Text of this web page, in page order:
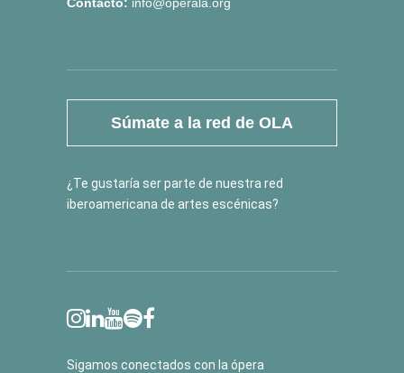
Contacto: info@operala.org
Súmate a la red de OLA
¿Te gustaría ser parte de nuestra red
iberoamericana de artes escénicas?
Sigamos conectados con la ópera